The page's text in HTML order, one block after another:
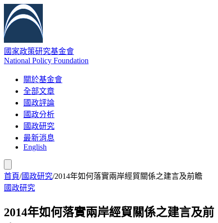
國家政策研究基金會
National Policy Foundation
關於基金會
全部文章
國政評論
國政分析
國政研究
最新消息
English
首頁/國政研究/2014年如何落實兩岸經貿關係之建言及前瞻
國政研究
2014年如何落實兩岸經貿關係之建言及前